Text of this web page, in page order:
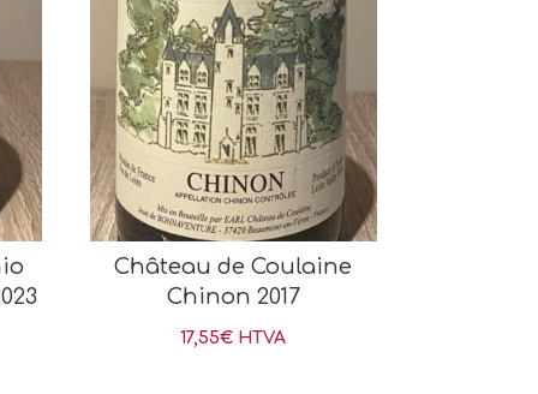
Château de Coulaine
Chinon 2017
17,55€ HTVA